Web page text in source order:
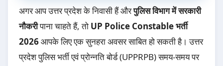
अगर आप उत्तर प्रदेश के निवासी हैं औरपुलिस विभाग में सरकारी
नौकरीपाना चाहते हैं, तो UP Police Constable भर्ती
2026आपके लिए एक सुनहरा अवसर साबित हो सकती है। उत्तर
प्रदेश पुलिस भर्ती एवं प्रोन्नति बोर्ड (UPPRPB) समय-समय पर